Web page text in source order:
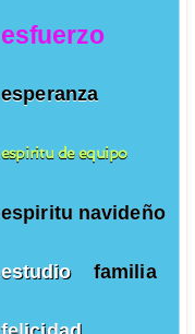
esfuerzo
esperanza
espiritu de equipo
espiritu navideño
estudio familia